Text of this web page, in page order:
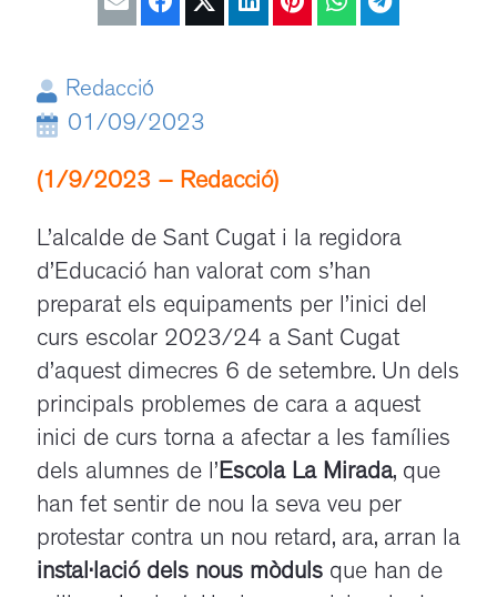
Redacció
01/09/2023
(1/9/2023 – Redacció)
L’alcalde de Sant Cugat i la regidora
d’Educació han valorat com s’han
preparat els equipaments per l’inici del
curs escolar 2023/24 a Sant Cugat
d’aquest dimecres 6 de setembre. Un dels
principals problemes de cara a aquest
inici de curs torna a afectar a les famílies
dels alumnes de l’Escola La Mirada, que
han fet sentir de nou la seva veu per
protestar contra un nou retard, ara, arran la
instal·lació dels nous mòduls que han de